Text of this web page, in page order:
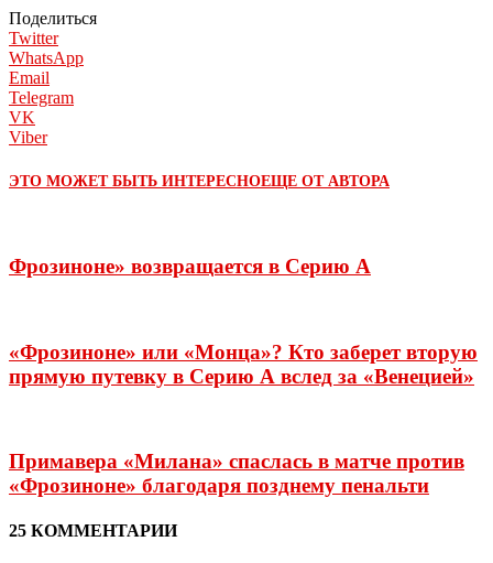
Поделиться
Twitter
WhatsApp
Email
Telegram
VK
Viber
ЭТО МОЖЕТ БЫТЬ ИНТЕРЕСНОЕЩЕ ОТ АВТОРА
Фрозиноне» возвращается в Серию А
«Фрозиноне» или «Монца»? Кто заберет вторую
прямую путевку в Серию А вслед за «Венецией»
Примавера «Милана» спаслась в матче против
«Фрозиноне» благодаря позднему пенальти
25 КОММЕНТАРИИ